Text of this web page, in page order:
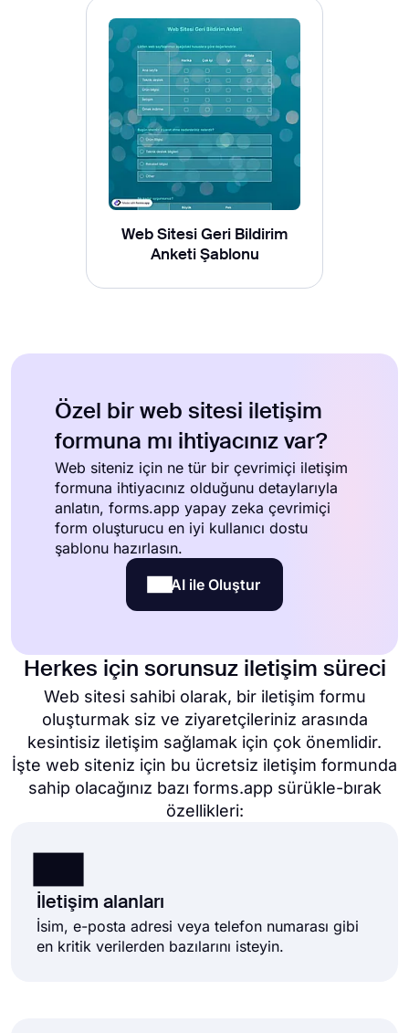
Web Sitesi Geri Bildirim
Anketi Şablonu
Özel bir web sitesi iletişim
formuna mı ihtiyacınız var?
Web siteniz için ne tür bir çevrimiçi iletişim
formuna ihtiyacınız olduğunu detaylarıyla
anlatın, forms.app yapay zeka çevrimiçi
form oluşturucu en iyi kullanıcı dostu
şablonu hazırlasın.
AI ile Oluştur
Herkes için sorunsuz iletişim süreci
Web sitesi sahibi olarak, bir iletişim formu
oluşturmak siz ve ziyaretçileriniz arasında
kesintisiz iletişim sağlamak için çok önemlidir.
İşte web siteniz için bu ücretsiz iletişim formunda
sahip olacağınız bazı forms.app sürükle-bırak
özellikleri:
İletişim alanları
İsim, e-posta adresi veya telefon numarası gibi
en kritik verilerden bazılarını isteyin.